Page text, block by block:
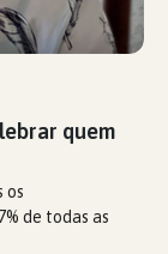
quem
os
de todas as